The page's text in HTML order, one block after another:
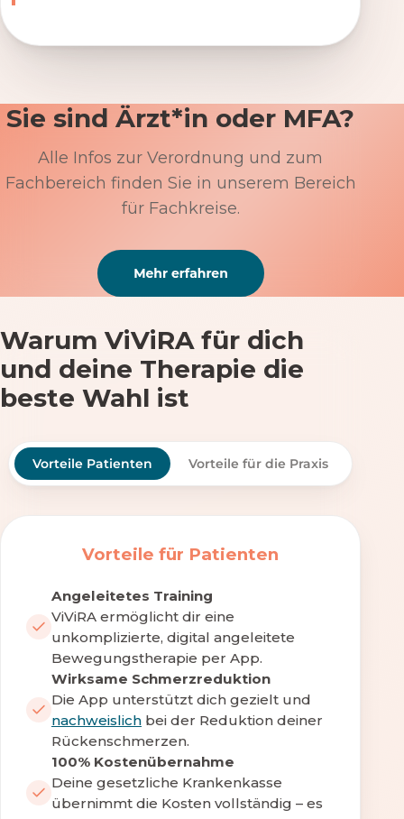
Sie sind Ärzt*in oder MFA?
Alle Infos zur Verordnung und zum
Fachbereich finden Sie in unserem Bereich
für Fachkreise.
Warum ViViRA für dich
und deine Therapie die
beste Wahl ist
Vorteile Patienten Vorteile für die Praxis
Vorteile für Patienten
Angeleitetes Training
ViViRA ermöglicht dir eine
unkomplizierte, digital angeleitete
Bewegungstherapie per App.
Wirksame Schmerzreduktion
Die App unterstützt dich gezielt und
nachweislich bei der Reduktion deiner
Rückenschmerzen.
100% Kostenübernahme
Deine gesetzliche Krankenkasse
übernimmt die Kosten vollständig – es